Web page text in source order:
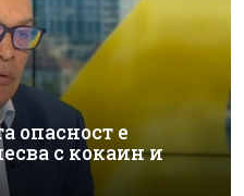
опасност е
с кокаин и